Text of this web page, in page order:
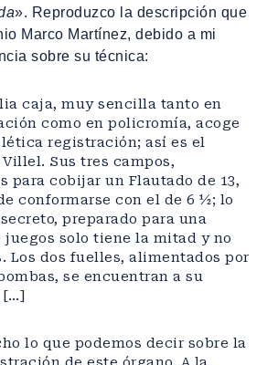
». Reproduzco la descripción que
Marco Martínez, debido a mi
sobre su técnica:
caja, muy sencilla tanto en
como en policromía, acoge
registración; así es el
Sus tres campos,
para cobijar un Flautado de 13,
conformarse con el de 6 ½; lo
preparado para una
juegos solo tiene la mitad y no
Los dos fuelles, alimentados por
se encuentran a su
[…]
lo que podemos decir sobre la